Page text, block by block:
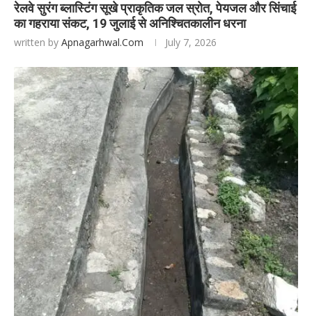
रेलवे सुरंग ब्लास्टिंग सूखे प्राकृतिक जल स्रोत, पेयजल और सिंचाई
का गहराया संकट, 19 जुलाई से अनिश्चितकालीन धरना
written by Apnagarhwal.com July 7, 2026